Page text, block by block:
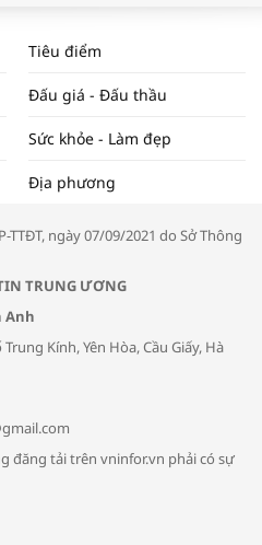
2024 VÀ NĂM 2025 | NHỊP
TRƯỜNG #62
“Xúc tiến thương mại: Khơi
vấn cách phòng tránh bệnh
hô hấp trong thời tiết giao mùa
thương cho em
Tiêu điểm
Đấu giá - Đấu thầu
Sức khỏe - Làm đẹp
Địa phương
TTĐT, ngày 07/09/2021 do Sở Thông
TRUNG ƯƠNG
Anh
Kính, Yên Hòa, Cầu Giấy, Hà
đăng tải trên vninfor.vn phải có sự